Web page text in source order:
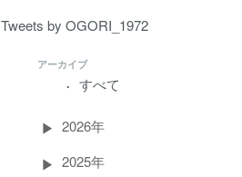
Tweets by OGORI_1972
アーカイブ
すべて
2026年
2025年